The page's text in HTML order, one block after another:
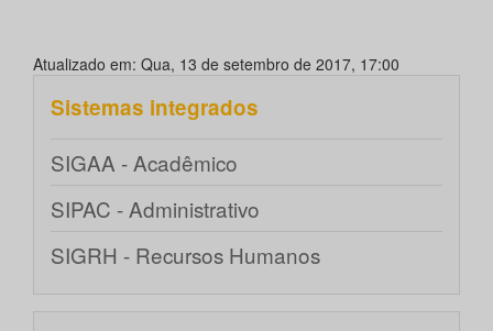
Atualizado em: Qua, 13 de setembro de 2017, 17:00
Sistemas integrados
SIGAA - Acadêmico
SIPAC - Administrativo
SIGRH - Recursos Humanos